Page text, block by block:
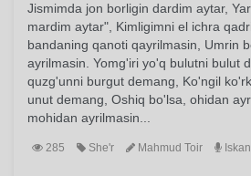
Jismimda jon borligin dardim aytar,
mardim aytar", Kimligimni el ichra
bandaning qanoti qayrilmasin, Umrin
ayrilmasin. Yomg'iri yo'q bulutni bulut
quzg'unni burgut demang, Ko'ngil
unut demang, Oshiq bo'lsa, ohidan
mohidan ayrilmasin...
285 She'r Mahmud Toir